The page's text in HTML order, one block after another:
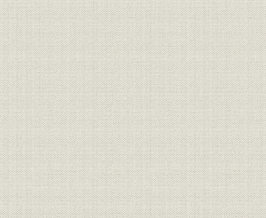
6. 先端技術開発と防衛生産
第4節 先進国貿易の不均衡是正と経済協力の拡充
1. 日欧・日米通商問題と輸入促進
(1) 貿易収支不均衡の拡大と日欧・日米通商問題
(2) 輸入円滑化のための活動
2. GATT東京ラウンド
3. 経済協力拡充と海外大規模プロジェクトの支援
4. 国際機関への協力と民間経済外交
(1) 国際機関への協力